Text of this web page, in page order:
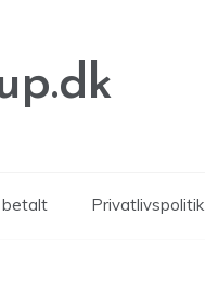
betalt Privatlivspolitik